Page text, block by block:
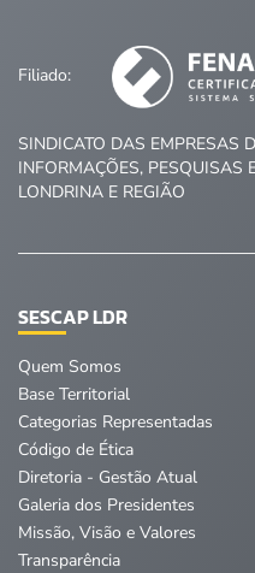
Filiado:
SINDICATO DAS EMPRESAS
INFORMAÇÕES, PESQUISAS
LONDRINA E REGIÃO
SESCAP LDR
Quem Somos
Base Territorial
Categorias Representadas
Código de Ética
Diretoria - Gestão Atual
Galeria dos Presidentes
Missão, Visão e Valores
Transparência